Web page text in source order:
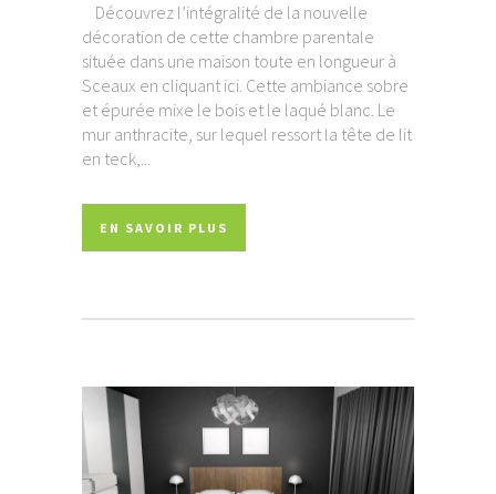
Découvrez l’intégralité de la nouvelle
décoration de cette chambre parentale
située dans une maison toute en longueur à
Sceaux en cliquant ici. Cette ambiance sobre
et épurée mixe le bois et le laqué blanc. Le
mur anthracite, sur lequel ressort la tête de lit
en teck,...
EN SAVOIR PLUS